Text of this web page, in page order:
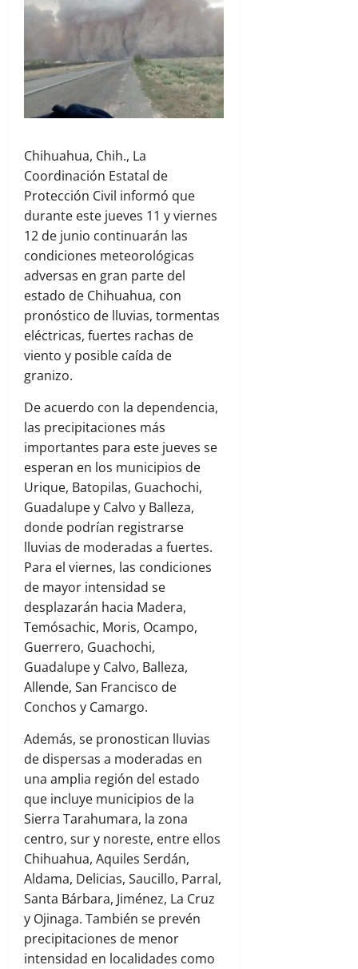
Chihuahua, Chih., La
Coordinación Estatal de
Protección Civil informó que
durante este jueves 11 y viernes
12 de junio continuarán las
condiciones meteorológicas
adversas en gran parte del
estado de Chihuahua, con
pronóstico de lluvias, tormentas
eléctricas, fuertes rachas de
viento y posible caída de
granizo.
De acuerdo con la dependencia,
las precipitaciones más
importantes para este jueves se
esperan en los municipios de
Urique, Batopilas, Guachochi,
Guadalupe y Calvo y Balleza,
donde podrían registrarse
lluvias de moderadas a fuertes.
Para el viernes, las condiciones
de mayor intensidad se
desplazarán hacia Madera,
Temósachic, Moris, Ocampo,
Guerrero, Guachochi,
Guadalupe y Calvo, Balleza,
Allende, San Francisco de
Conchos y Camargo.
Además, se pronostican lluvias
de dispersas a moderadas en
una amplia región del estado
que incluye municipios de la
Sierra Tarahumara, la zona
centro, sur y noreste, entre ellos
Chihuahua, Aquiles Serdán,
Aldama, Delicias, Saucillo, Parral,
Santa Bárbara, Jiménez, La Cruz
y Ojinaga. También se prevén
precipitaciones de menor
intensidad en localidades como